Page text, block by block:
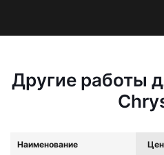
Другие работы
Наименование